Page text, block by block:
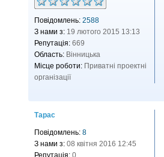
Повідомлень: 2588
З нами з: 19 лютого 2015 13:13
Репутація: 669
Область: Вінницька
Місце роботи: Приватні проектні
організації
Тарас
Повідомлень: 8
З нами з: 08 квітня 2016 12:45
Репутація: 0